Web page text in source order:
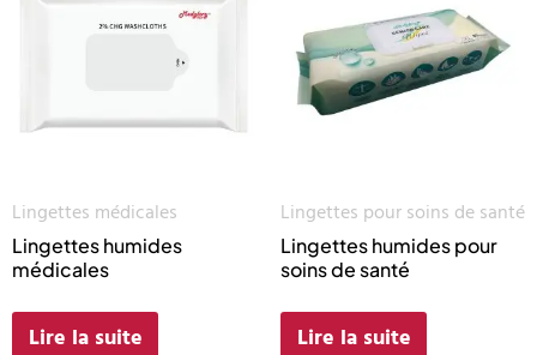
Lingettes médicales
Lingettes humides
médicales
Lire la suite
Lingettes pour soins de santé
Lingettes humides pour
soins de santé
Lire la suite